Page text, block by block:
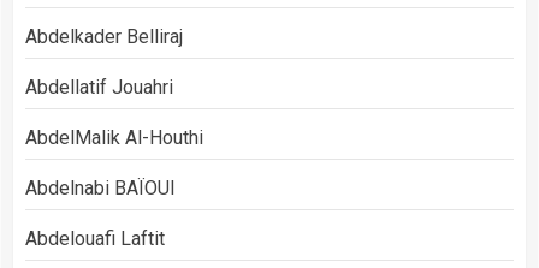
Abdelkader Belliraj
Abdellatif Jouahri
AbdelMalik Al-Houthi
Abdelnabi BAÏOUI
Abdelouafi Laftit